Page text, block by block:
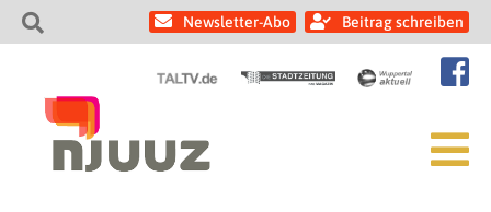
Newsletter-Abo Beitrag schreiben